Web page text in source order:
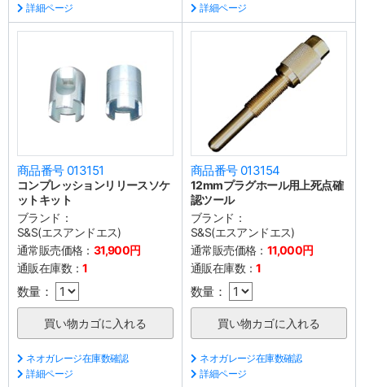
詳細ページ
詳細ページ
商品番号 013151
コンプレッションリリースソケ
ットキット
ブランド：
S&S(エスアンドエス)
通常販売価格： 31,900円
通販在庫数：1
数量：
ネオガレージ在庫数確認
詳細ページ
商品番号 013154
12mmプラグホール用上死点確
認ツール
ブランド：
S&S(エスアンドエス)
通常販売価格： 11,000円
通販在庫数：1
数量：
ネオガレージ在庫数確認
詳細ページ